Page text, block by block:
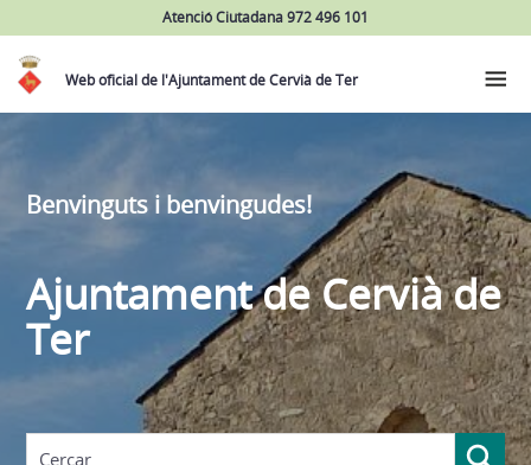
Atenció Ciutadana 972 496 101
Web oficial de l'Ajuntament de Cervià de Ter
Benvinguts i benvingudes!
Ajuntament de Cervià de
Ter